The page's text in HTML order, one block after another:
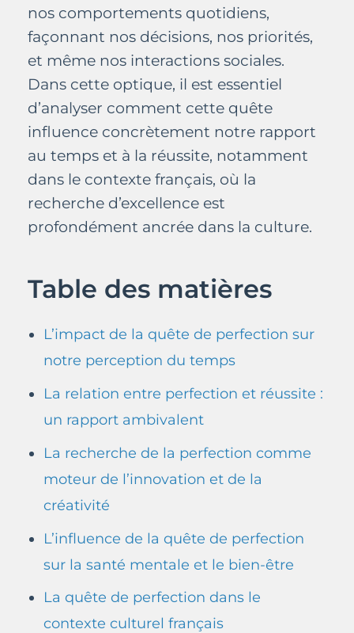
nos comportements quotidiens,
façonnant nos décisions, nos priorités,
et même nos interactions sociales.
Dans cette optique, il est essentiel
d’analyser comment cette quête
influence concrètement notre rapport
au temps et à la réussite, notamment
dans le contexte français, où la
recherche d’excellence est
profondément ancrée dans la culture.
Table des matières
L’impact de la quête de perfection sur
notre perception du temps
La relation entre perfection et réussite :
un rapport ambivalent
La recherche de la perfection comme
moteur de l’innovation et de la
créativité
L’influence de la quête de perfection
sur la santé mentale et le bien-être
La quête de perfection dans le
contexte culturel français